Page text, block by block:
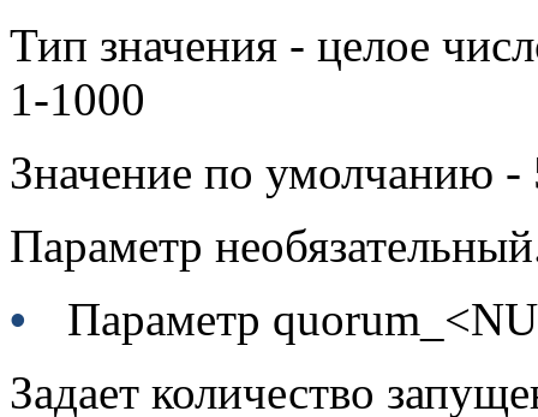
Тип значения - целое
1-1000
Значение по умолчанию -
Параметр
•
Параметр
Задает количество